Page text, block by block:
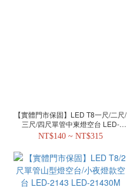
【實體門市保固】LED T8一尺/二尺/
三尺/四尺單管中東燈空台 LED-
41441/31441/21441/11441
NT$140 ~ NT$315